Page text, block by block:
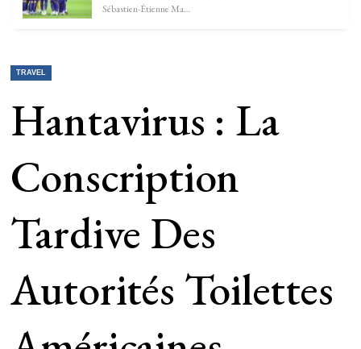
Sébastien-Étienne Marechal
TRAVEL
Hantavirus : La
Conscription
Tardive Des
Autorités Toilettes